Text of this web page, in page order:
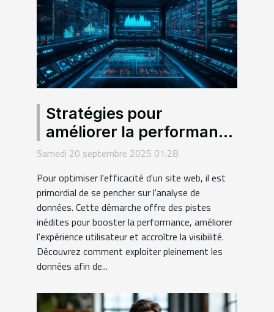
Stratégies pour
améliorer la performance
de votre site grâce à
Samedi 20 septembre 2025 01:28
Pour optimiser l'efficacité d'un site web, il est
primordial de se pencher sur l'analyse de
données. Cette démarche offre des pistes
inédites pour booster la performance, améliorer
l'expérience utilisateur et accroître la visibilité.
Découvrez comment exploiter pleinement les
données afin de...